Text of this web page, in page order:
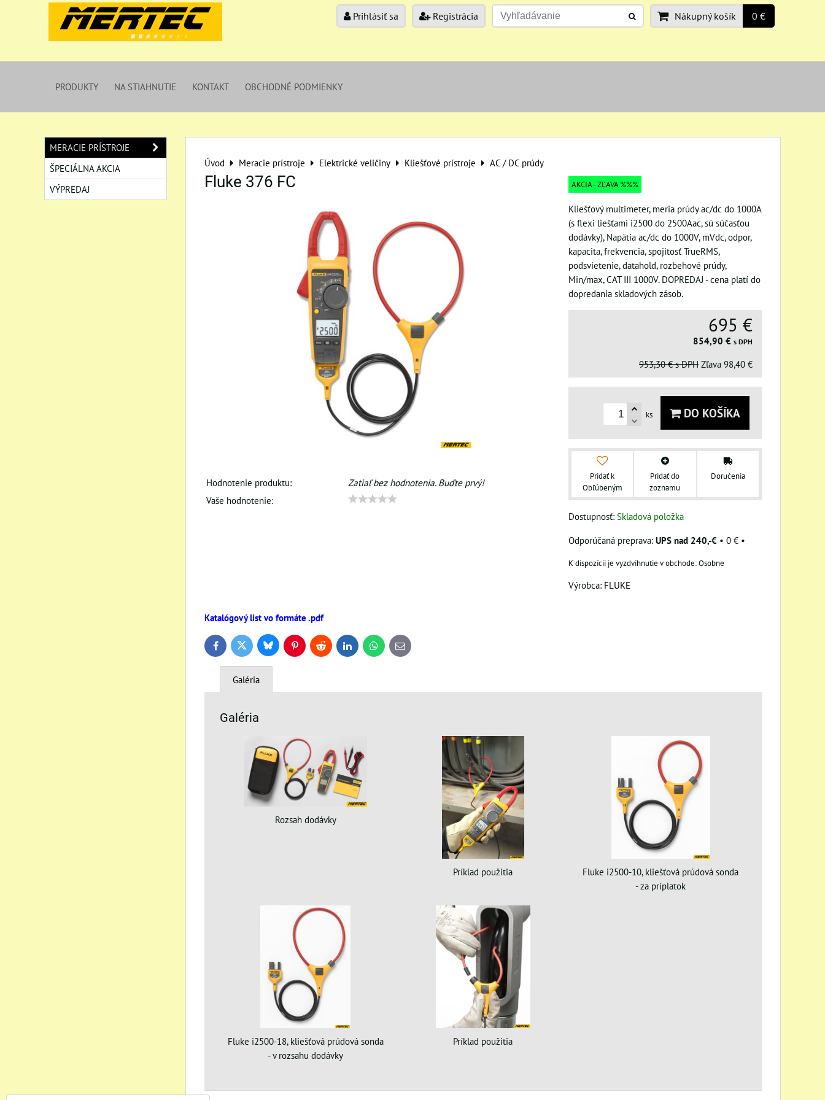
Prihlásiť sa Registrácia Nákupný košík 0 €
PRODUKTY NA STIAHNUTIE KONTAKT OBCHODNÉ PODMIENKY
Úvod Meracie prístroje Elektrické veličiny Kliešťové prístroje AC / DC prúdy
Fluke 376 FC
Hodnotenie produktu:
Zatiaľ bez hodnotenia. Buďte prvý!
Vaše hodnotenie:
AKCIA - ZĽAVA %%%
Kliešťový multimeter, meria prúdy ac/dc do 1000A
(s flexi liešťami i2500 do 2500Aac, sú súčasťou
dodávky), Napätia ac/dc do 1000V, mVdc, odpor,
kapacita, frekvencia, spojitosť TrueRMS,
podsvietenie, datahold, rozbehové prúdy,
Min/max, CAT III 1000V. DOPREDAJ - cena platí do
dopredania skladových zásob.
695 €
854,90 € s DPH
953,30 € s DPH Zľava 98,40 €
ks DO KOŠÍKA
Pridať k
Obľúbeným
Pridať do
zoznamu
Doručenia
Dostupnosť: Skladová položka
UPS nad 240,-€ • 0 € •
Osobne
Výrobca: FLUKE
Katalógový list vo formáte .pdf
FacebookTwitter BlueskyPinterestReddit LinkedInWhatsApp
E-
mail
Galéria
Galéria
Rozsah dodávky
Príklad použitia
Fluke i2500-10, kliešťová prúdová sonda
- za príplatok
Fluke i2500-18, kliešťová prúdová sonda
- v rozsahu dodávky
Príklad použitia
MERACIE PRÍSTROJE
ŠPECIÁLNA AKCIA
VÝPREDAJ